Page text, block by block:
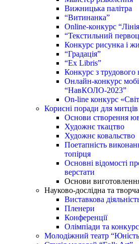
Вижницька палітра
“Витинанка”
Online-конкурс
“Текстильний
Конкурс рисунка і
“Градація”
“Ex Libris”
Конкурс з трудового
Онлайн-конкурс
“НавКОЛО-2023”
On-line конкурс
Корисні поради для митців
Основи створення
Художнє ткацтво
Художнє ковальство
Поетапність
топірця
Основні відомості
верстати
Основи
Науково-дослідна та творча
Виставкова
Пленери
Конференції
Олімпіади та
Молодіжний театр